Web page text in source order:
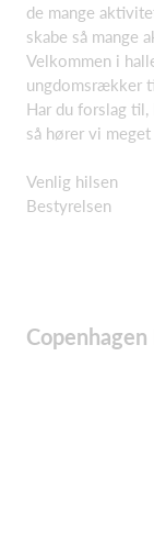
de mange
skabe så mange
Velkommen i
ungdomsrækker
Har du forslag til,
så hører vi meget
Venlig hilsen
Bestyrelsen